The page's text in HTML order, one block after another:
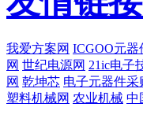
我爱方案网 ICGOO元器
网 世纪电源网 21ic电子
网 乾坤芯 电子元器件采
塑料机械网 农业机械 中